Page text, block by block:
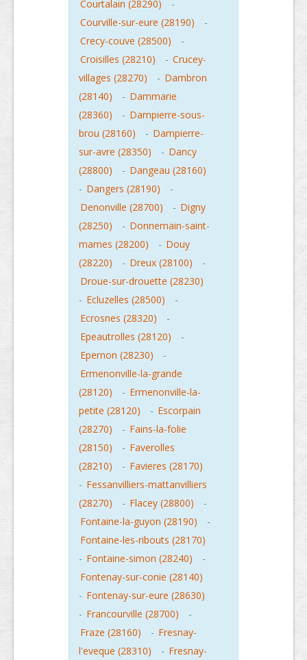
Courtalain (28290)
-
Courville-sur-eure (28190)
-
Crecy-couve (28500)
-
Croisilles (28210)
- Crucey-
villages (28270)
- Dambron
(28140)
- Dammarie
(28360)
- Dampierre-sous-
brou (28160)
- Dampierre-
sur-avre (28350)
- Dancy
(28800)
- Dangeau (28160)
- Dangers (28190)
-
Denonville (28700)
- Digny
(28250)
- Donnemain-saint-
mames (28200)
- Douy
(28220)
- Dreux (28100)
-
Droue-sur-drouette (28230)
- Ecluzelles (28500)
-
Ecrosnes (28320)
-
Epeautrolles (28120)
-
Epernon (28230)
-
Ermenonville-la-grande
(28120)
- Ermenonville-la-
petite (28120)
- Escorpain
(28270)
- Fains-la-folie
(28150)
- Faverolles
(28210)
- Favieres (28170)
- Fessanvilliers-mattanvilliers
(28270)
- Flacey (28800)
-
Fontaine-la-guyon (28190)
-
Fontaine-les-ribouts (28170)
- Fontaine-simon (28240)
-
Fontenay-sur-conie (28140)
- Fontenay-sur-eure (28630)
- Francourville (28700)
-
Fraze (28160)
- Fresnay-
l'eveque (28310)
- Fresnay-